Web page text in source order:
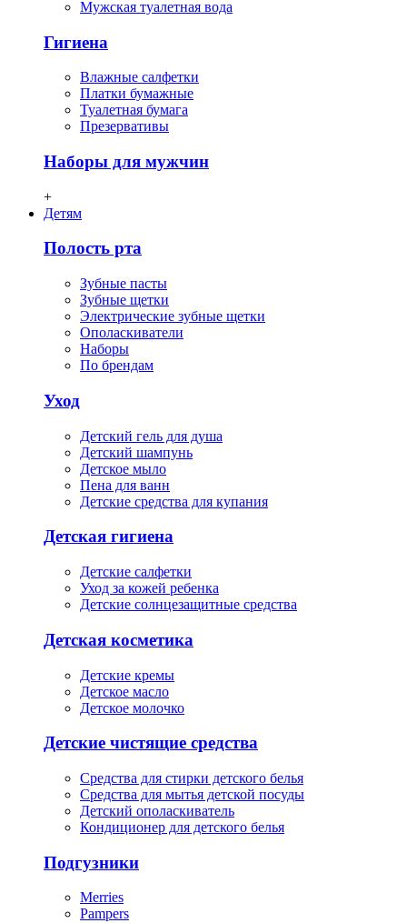
Мужская туалетная вода
Гигиена
Влажные салфетки
Платки бумажные
Туалетная бумага
Презервативы
Наборы для мужчин
+
Детям
Полость рта
Зубные пасты
Зубные щетки
Электрические зубные щетки
Ополаскиватели
Наборы
По брендам
Уход
Детский гель для душа
Детский шампунь
Детское мыло
Пена для ванн
Детские средства для купания
Детская гигиена
Детские салфетки
Уход за кожей ребенка
Детские солнцезащитные средства
Детская косметика
Детские кремы
Детское масло
Детское молочко
Детские чистящие средства
Средства для стирки детского белья
Средства для мытья детской посуды
Детский ополаскиватель
Кондиционер для детского белья
Подгузники
Merries
Pampers